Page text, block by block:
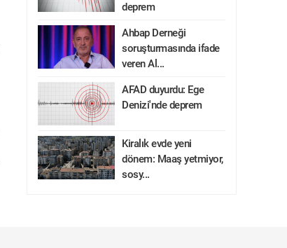
deprem
Ahbap Derneği
soruşturmasında ifade
veren Al...
AFAD duyurdu: Ege
Denizi'nde deprem
Kiralık evde yeni
dönem: Maaş yetmiyor,
sosy...